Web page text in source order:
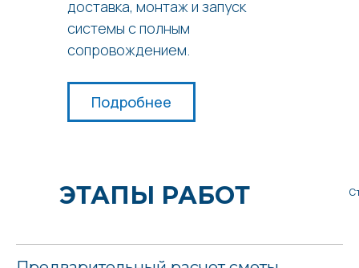
доставка, монтаж и запуск
системы с полным
сопровождением.
Подробнее
ЭТАПЫ РАБОТ